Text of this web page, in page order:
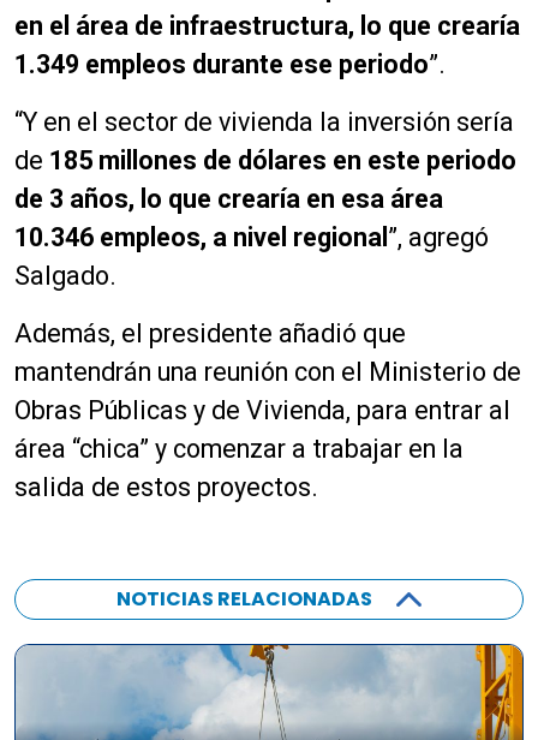
en el área de infraestructura, lo que crearía
1.349 empleos durante ese periodo”.
“Y en el sector de vivienda la inversión sería
de 185 millones de dólares en este periodo
de 3 años, lo que crearía en esa área
10.346 empleos, a nivel regional ”, agregó
Salgado.
Además, el presidente añadió que
mantendrán una reunión con el Ministerio de
Obras Públicas y de Vivienda, para entrar al
área “chica” y comenzar a trabajar en la
salida de estos proyectos.
NOTICIAS RELACIONADAS